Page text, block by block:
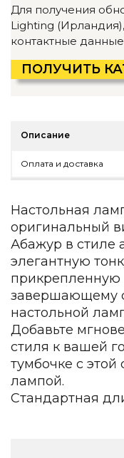
Фитнес и wellness-
Коллекции
ROOM — Modern
INTERRA — Soft
ARTOPIA — Mid-
Подбор,
Декор
Для кухни
Предметы интерьера
Зеркала
Вентиляторы
Ковры
Зеленые стены
Дизайнерские
Подбор,
Дизайнерские ванны
Подбор,
Для получения
Lighting
контактные
ПОЛУЧИТЬ
Описание
Оплата и доставка
Настольная
оригинальный
Абажур в стиле
элегантную
прикрепленную
завершающему
настольной
Добавьте
стиля к вашей
тумбочке с
лампой.
Стандартная